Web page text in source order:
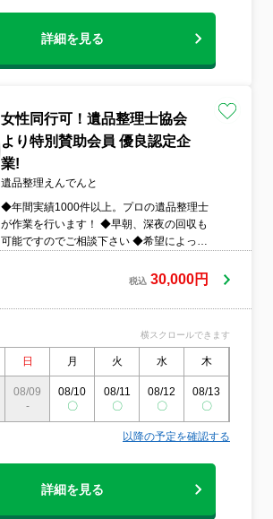
詳細を見る
女性同行可！遺品整理士協会
より特別賛助会員 優良認定企
業!
遺品整理えんでんと
◆年間実績1000件以上。プロの遺品整理士
が作業を行います！ ◆早朝、深夜の回収も
可能ですのでご相談下さい ◆希望によって
代は当店負担です ◆最高1億円の賠償責任
合でも安心です ◆お支払いについて、クレ
ては、臨機応変に対応します。まずはご相
談くださいませ。
税込 30,000円
横スクロールできます
日 月 火 水 木
08/09
-
08/10
〇
08/11
〇
08/12
〇
08/13
〇
以降の予定を確認する
詳細を見る